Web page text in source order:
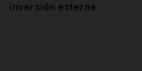
inversión externa.